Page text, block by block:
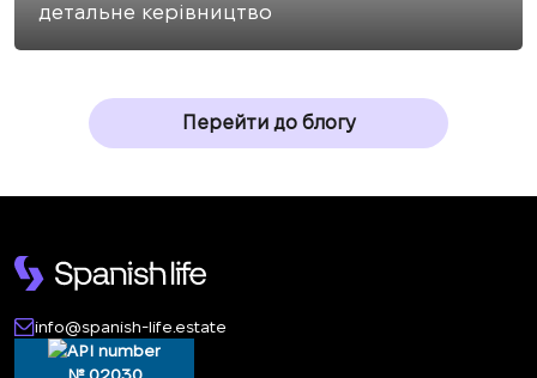
детальне керівництво
Перейти до блогу
info@spanish-life.estate